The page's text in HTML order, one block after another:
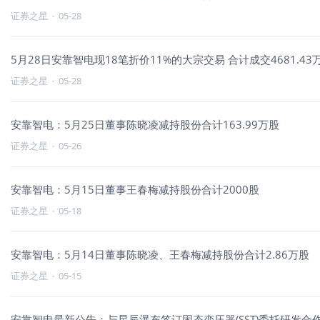
证券之星 · 05-28
5月28日安靠智电现18笔折价11%的大宗交易 合计成交4681.43
证券之星 · 05-28
安靠智电：5月25日董事陈晓凌减持股份合计163.99万股
证券之星 · 05-26
安靠智电：5月15日董事王春梅减持股份合计2000股
证券之星 · 05-18
安靠智电：5月14日董事陈晓凌、王春梅减持股份合计2.86万股
证券之星 · 05-15